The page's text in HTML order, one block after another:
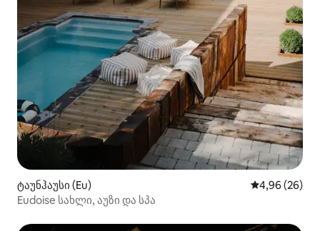
ტაუნჰაუსი (Eu) საშუალო
4,96 (26)
Eudoise სახლი, აუზი და სპა